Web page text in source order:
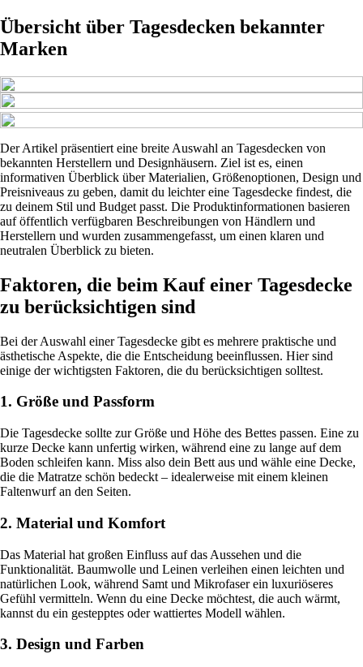
Übersicht über Tagesdecken bekannter
Marken
Der Artikel präsentiert eine breite Auswahl an Tagesdecken von
bekannten Herstellern und Designhäusern. Ziel ist es, einen
informativen Überblick über Materialien, Größenoptionen, Design und
Preisniveaus zu geben, damit du leichter eine Tagesdecke findest, die
zu deinem Stil und Budget passt. Die Produktinformationen basieren
auf öffentlich verfügbaren Beschreibungen von Händlern und
Herstellern und wurden zusammengefasst, um einen klaren und
neutralen Überblick zu bieten.
Faktoren, die beim Kauf einer Tagesdecke
zu berücksichtigen sind
Bei der Auswahl einer Tagesdecke gibt es mehrere praktische und
ästhetische Aspekte, die die Entscheidung beeinflussen. Hier sind
einige der wichtigsten Faktoren, die du berücksichtigen solltest.
1. Größe und Passform
Die Tagesdecke sollte zur Größe und Höhe des Bettes passen. Eine zu
kurze Decke kann unfertig wirken, während eine zu lange auf dem
Boden schleifen kann. Miss also dein Bett aus und wähle eine Decke,
die die Matratze schön bedeckt – idealerweise mit einem kleinen
Faltenwurf an den Seiten.
2. Material und Komfort
Das Material hat großen Einfluss auf das Aussehen und die
Funktionalität. Baumwolle und Leinen verleihen einen leichten und
natürlichen Look, während Samt und Mikrofaser ein luxuriöseres
Gefühl vermitteln. Wenn du eine Decke möchtest, die auch wärmt,
kannst du ein gestepptes oder wattiertes Modell wählen.
3. Design und Farben